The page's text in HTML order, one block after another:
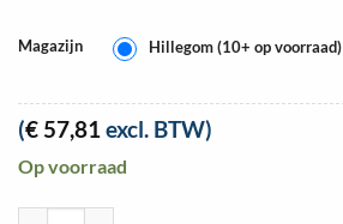
Magazijn Hillegom (10+ op voorraad)
(€ 57,81excl. BTW)
Op voorraad